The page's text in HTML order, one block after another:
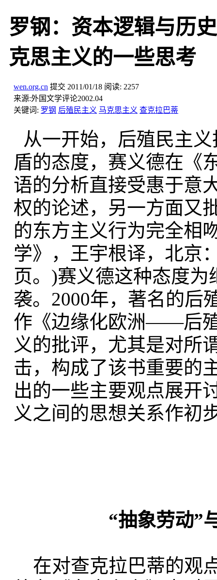
罗钢：资本逻辑与历
克思主义的一些思考
wen.org.cn 提交 2011/01/18 阅读: 2257
来源:外国文学评论2002.04
关键词: 罗钢 后殖民主义 马克思主义 查克拉巴蒂
从一开始，后殖民主
盾的态度，赛义德在《
语的分析直接受惠于意
权的论述，另一方面又
的东方主义行为完全相
学》，王宇根译，北京
页。)赛义德这种态度
袭。2000年，著名的后
作《边缘化欧洲——后
义的批评，尤其是对所
击，构成了该书重要的
出的一些主要观点展开
义之间的思想关系作初
“抽象劳动”
在对查克拉巴蒂的观